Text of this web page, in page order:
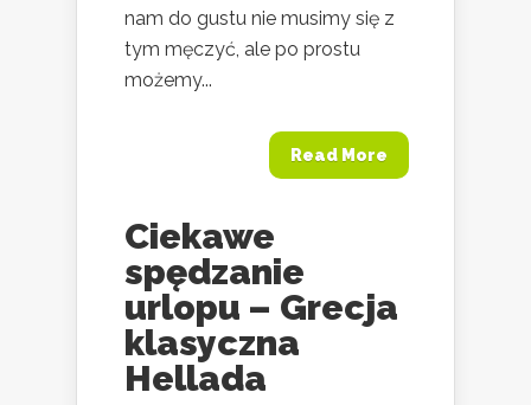
nam do gustu nie musimy się z
tym męczyć, ale po prostu
możemy...
Read More
Ciekawe
spędzanie
urlopu – Grecja
klasyczna
Hellada